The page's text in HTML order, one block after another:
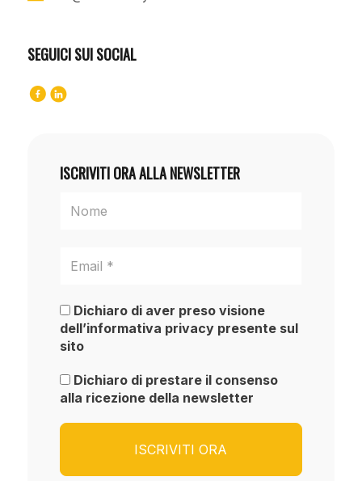
SEGUICI SUI SOCIAL
ISCRIVITI ORA ALLA NEWSLETTER
Dichiaro di aver preso visione
dell’informativa privacy presente sul
sito
Dichiaro di prestare il consenso
alla ricezione della newsletter